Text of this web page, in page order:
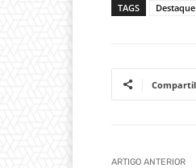
TAGS Destaque
ARTIGO ANTERIOR